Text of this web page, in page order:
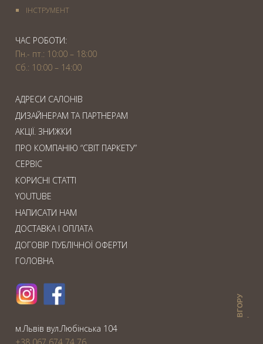
IНСТРУМЕНТ
ЧАС РОБОТИ:
Пн.- пт.: 10:00 – 18:00
Сб.: 10:00 – 14:00
АДРЕСИ САЛОНІВ
ДИЗАЙНЕРАМ ТА ПАРТНЕРАМ
АКЦІЇ. ЗНИЖКИ
ПРО КОМПАНІЮ “СВІТ ПАРКЕТУ”
СЕРВІС
КОРИСНІ СТАТТІ
YOUTUBE
НАПИСАТИ НАМ
ДОСТАВКА І ОПЛАТА
ДОГОВІР ПУБЛІЧНОЇ ОФЕРТИ
ГОЛОВНА
ВГОРУ
м.Львiв вул.Любiнська 104